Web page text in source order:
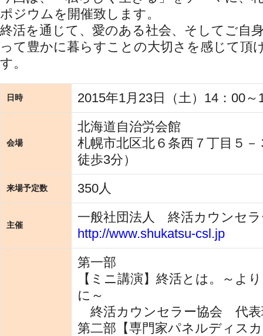
ポジウムを開催致します。
終活を通じて、愛のある社会、そしてご自
って豊かに暮らすことの大切さを感じて頂
す。
日時 2015年1月23日（土）14：00～
会場
北海道自治労会館
札幌市北区北６条西７丁目５
徒歩3分）
来場予定数 350人
主催
一般社団法人 終活カウンセラ
http://www.shukatsu-csl.jp
第一部
【ミニ講演】終活とは。～よ
に～
終活カウンセラー協会 代
第二部【専門家パネルディス